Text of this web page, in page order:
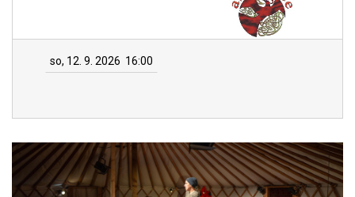
so, 12. 9. 2026 16:00